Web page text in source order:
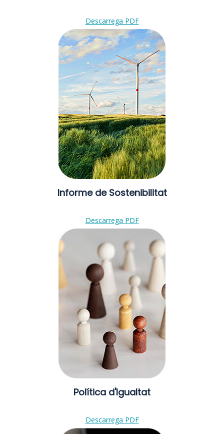
Descarrega PDF
Informe de Sostenibilitat
Descarrega PDF
Política d'Igualtat
Descarrega PDF